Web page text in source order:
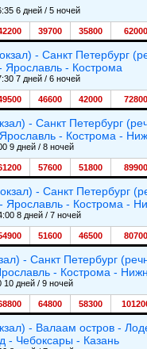
6 дней / 5 ночей
39700 35800 62000
- Санкт Петербург
- Кострома
7 дней / 6 ночей
46600 42000 72800
- Санкт Петербург
- Кострома -
9 дней / 8 ночей
57600 51800 89900
- Санкт Петербург
- Кострома -
8 дней / 7 ночей
51600 46500 80700
- Санкт Петербург
- Кострома -
10 дней / 9 ночей
64800 58300
- Валаам остров -
- Чебоксары - Казань